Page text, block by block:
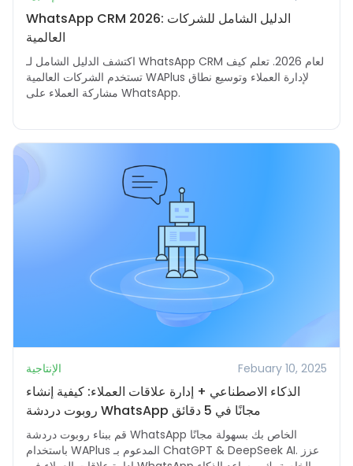
WhatsApp CRM 2026: الدليل الشامل للشركات
العالمية
اكتشف الدليل الشامل لـ WhatsApp CRM لعام 2026. تعلم كيف
تستخدم الشركات العالمية WAPlus لإدارة العملاء وتوسيع نطاق
مشاركة العملاء على WhatsApp.
الإنتاجية Febuary 10, 2025
الذكاء الاصطناعي + إدارة علاقات العملاء: كيفية إنشاء
روبوت دردشة WhatsApp مجانًا في 5 دقائق
قم ببناء روبوت دردشة WhatsApp الخاص بك بسهولة مجانًا
باستخدام WAPlus المدعوم بـ ChatGPT & DeepSeek AI. عزز